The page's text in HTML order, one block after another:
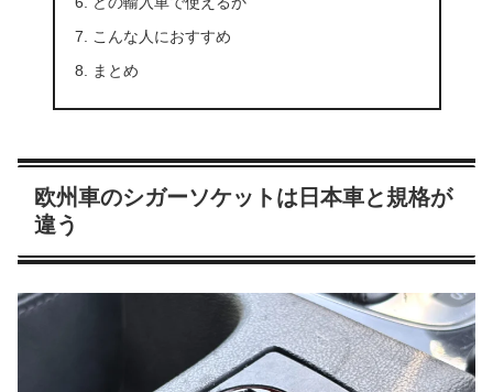
こんな人におすすめ
まとめ
欧州車のシガーソケットは日本車と規格が
違う